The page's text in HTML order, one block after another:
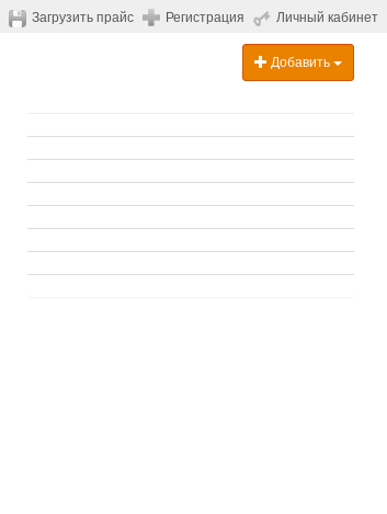
Загрузить прайс Регистрация Личный кабинет
Добавить